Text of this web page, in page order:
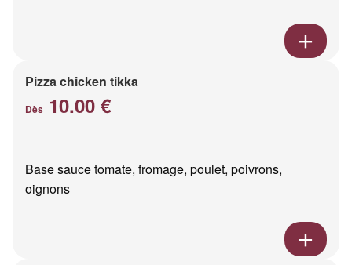
Pizza chicken tikka
Dès 10.00 €
Base sauce tomate, fromage, poulet, poivrons,
oignons